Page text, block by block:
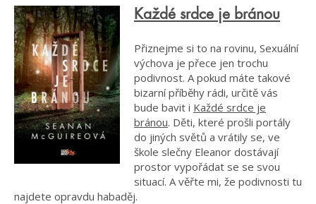
Každé srdce je bránou
Přiznejme si to na rovinu, Sexuální
výchova je přece jen trochu
podivnost. A pokud máte takové
bizarní příběhy rádi, určitě vás
bude bavit i Každé srdce je
bránou. Děti, které prošli portály
do jiných světů a vrátily se, ve
škole slečny Eleanor dostávají
prostor vypořádat se se svou
situací. A věřte mi, že podivnosti tu
najdete opravdu habaděj.